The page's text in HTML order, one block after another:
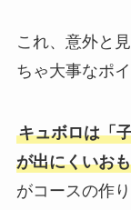
これ、意外と
ちゃ大事なポイ
キュボロは「
が出にくいお
がコースの作